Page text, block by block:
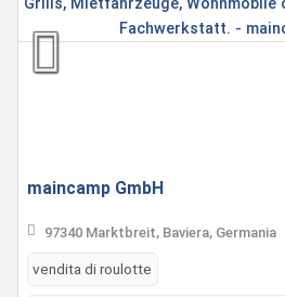
maincamp GmbH
97340 Marktbreit, Baviera, Germania
vendita di roulotte